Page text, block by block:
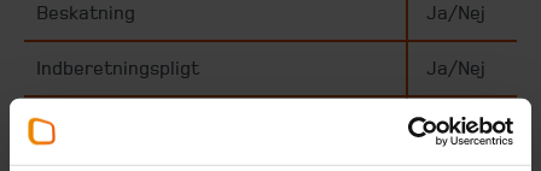
Beskatning Ja/Nej
Indberetningspligt Ja/Nej
AM-bidrag Nej